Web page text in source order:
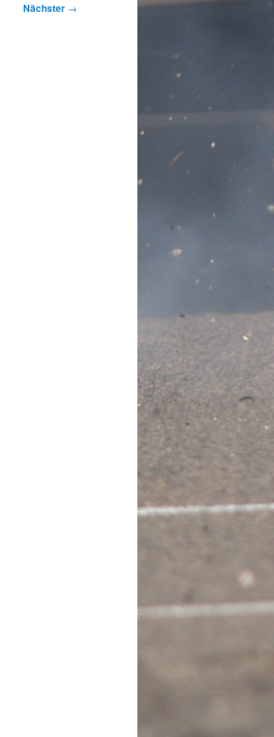
Nächster →